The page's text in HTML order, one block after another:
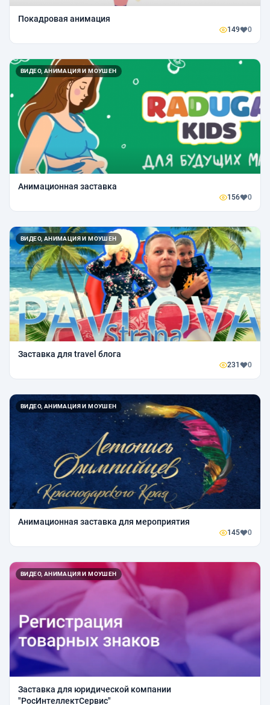
Покадровая анимация
149 0
ВИДЕО, АНИМАЦИЯ И МОУШЕН
Анимационная заставка
156 0
ВИДЕО, АНИМАЦИЯ И МОУШЕН
Заставка для travel блога
231 0
ВИДЕО, АНИМАЦИЯ И МОУШЕН
Анимационная заставка для мероприятия
145 0
ВИДЕО, АНИМАЦИЯ И МОУШЕН
Заставка для юридической компании
"РосИнтеллектСервис"